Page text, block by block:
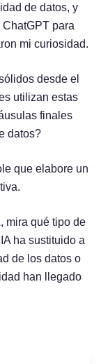
de datos, y
para
mi curiosidad.
desde el
utilizan estas
finales
datos?
que elabore un
mira qué tipo de
ha sustituido a
de los datos o
han llegado